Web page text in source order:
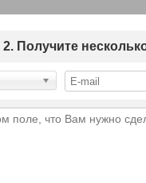
2. Получите